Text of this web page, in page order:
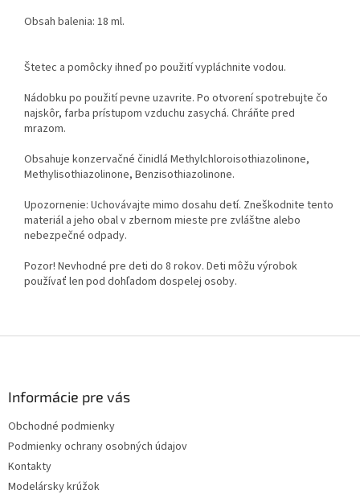
Obsah balenia: 18 ml.
Štetec a pomôcky ihneď po použití vypláchnite vodou.
Nádobku po použití pevne uzavrite. Po otvorení spotrebujte čo
najskôr, farba prístupom vzduchu zasychá. Chráňte pred
mrazom.
Obsahuje konzervačné činidlá Methylchloroisothiazolinone,
Methylisothiazolinone, Benzisothiazolinone.
Upozornenie: Uchovávajte mimo dosahu detí. Zneškodnite tento
materiál a jeho obal v zbernom mieste pre zvláštne alebo
nebezpečné odpady.
Pozor! Nevhodné pre deti do 8 rokov. Deti môžu výrobok
používať len pod dohľadom dospelej osoby.
Informácie pre vás
Obchodné podmienky
Podmienky ochrany osobných údajov
Kontakty
Modelársky krúžok